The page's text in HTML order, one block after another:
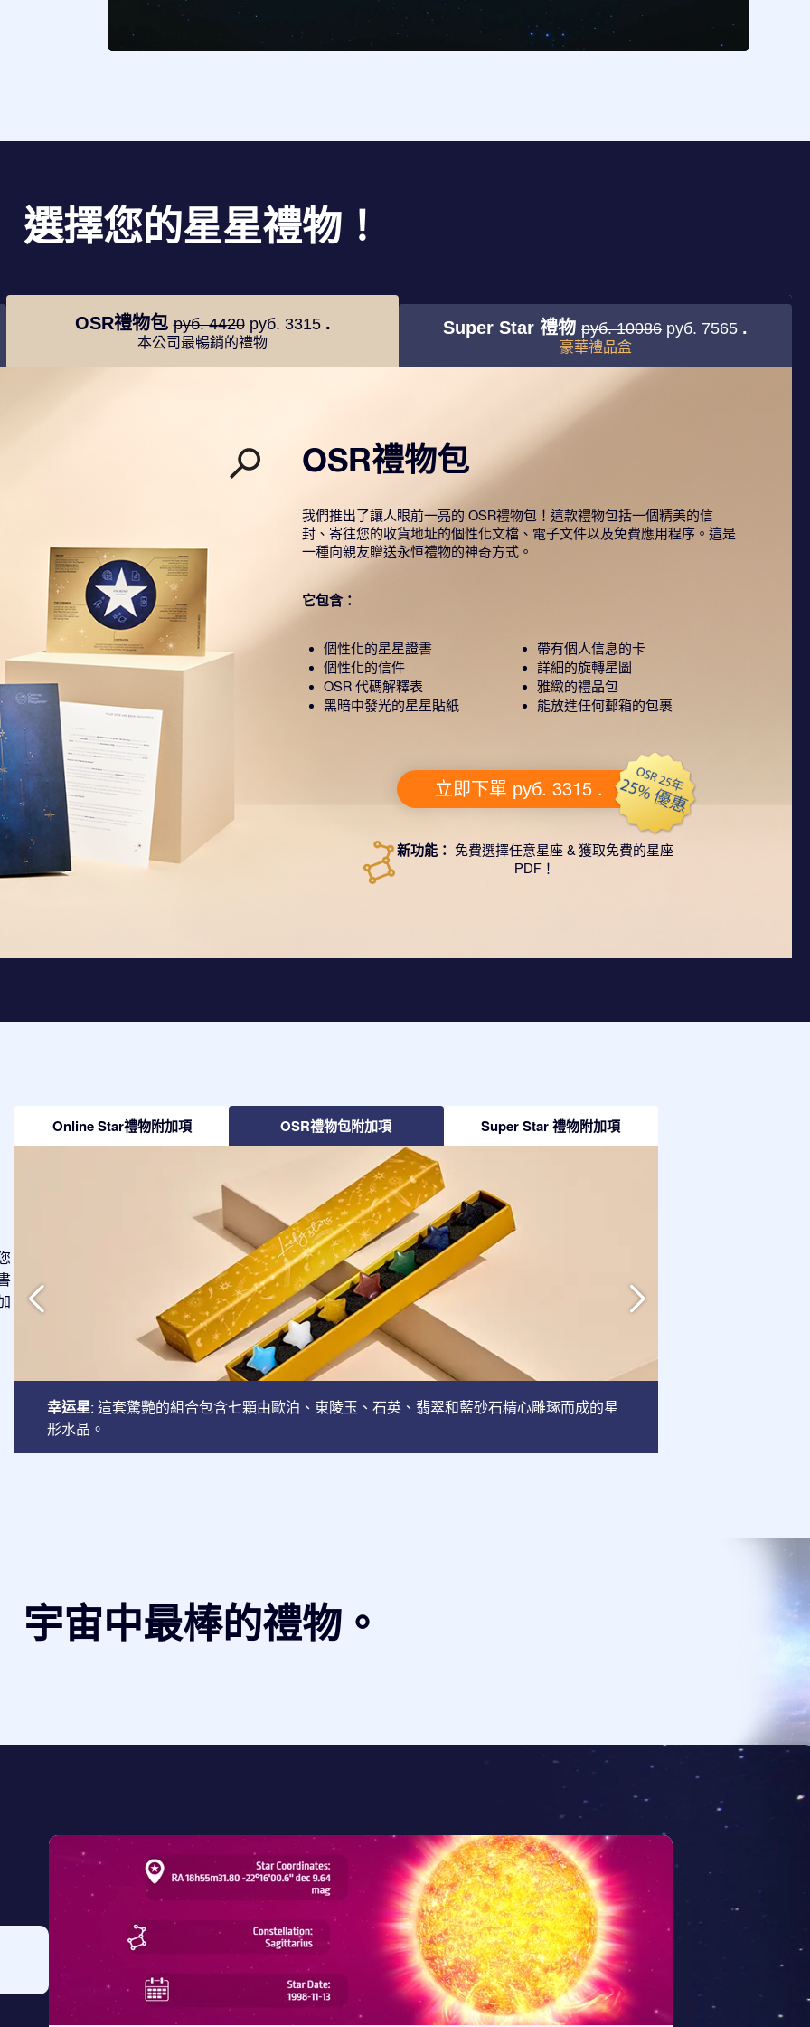
選擇您的星星禮物！
OSR禮物包руб. 4420 руб. 3315 .
本公司最暢銷的禮物
Super Star 禮物руб. 10086 руб. 7565 .
豪華禮品盒
OSR禮物包
我們推出了讓人眼前一亮的 OSR禮物包！這款禮物包括一個精美的信
封、寄往您的收貨地址的個性化文檔、電子文件以及免費應用程序。這是
一種向親友贈送永恒禮物的神奇方式。
它包含：
個性化的星星證書
個性化的信件
OSR 代碼解釋表
黑暗中發光的星星貼紙
帶有個人信息的卡
詳細的旋轉星圖
雅緻的禮品包
能放進任何郵箱的包裹
立即下單 руб. 3315 .
新功能： 免費選擇任意星座 & 獲取免費的星座
PDF！
Online Star禮物附加項 OSR禮物包附加項 Super Star 禮物附加項
幸运星: 這套驚艷的組合包含七顆由歐泊、東陵玉、石英、翡翠和藍砂石精心雕琢而成的星
形水晶。
宇宙中最棒的禮物。